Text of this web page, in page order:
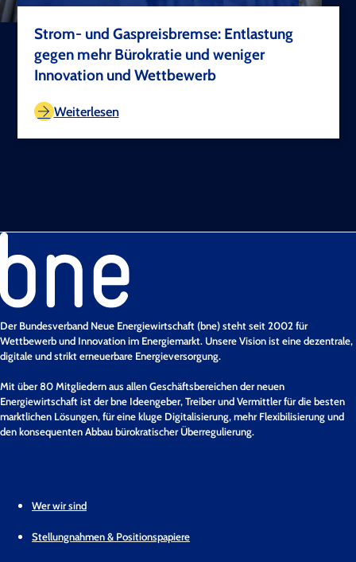
Strom- und Gaspreisbremse: Entlastung
gegen mehr Bürokratie und weniger
Innovation und Wettbewerb
Weiterlesen
Der Bundesverband Neue Energiewirtschaft (bne) steht seit 2002 für
Wettbewerb und Innovation im Energiemarkt. Unsere Vision ist eine dezentrale,
digitale und strikt erneuerbare Energieversorgung.
Mit über 80 Mitgliedern aus allen Geschäftsbereichen der neuen
Energiewirtschaft ist der bne Ideengeber, Treiber und Vermittler für die besten
marktlichen Lösungen, für eine kluge Digitalisierung, mehr Flexibilisierung und
den konsequenten Abbau bürokratischer Überregulierung.
Wer wir sind
Stellungnahmen & Positionspapiere